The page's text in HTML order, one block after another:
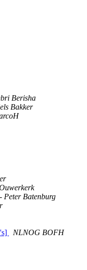
Berisha
Bakker
Peter Batenburg
NLNOG BOFH